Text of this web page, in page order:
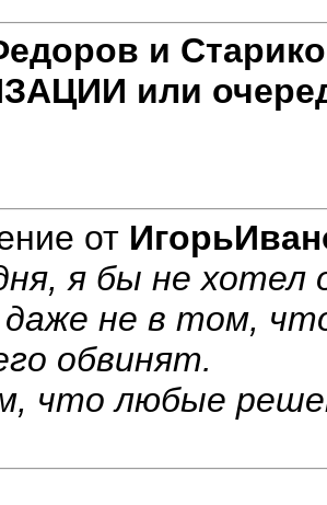
и
или
от
я бы не
не в том,
обвинят.
что любые